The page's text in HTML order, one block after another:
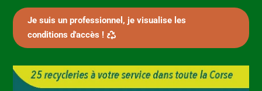
Je suis un professionnel, je visualise les
conditions d'accès !